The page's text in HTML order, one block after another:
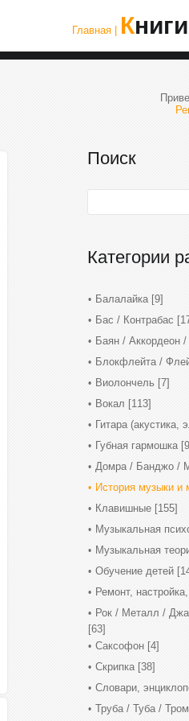
Главная | Книги
Поиск
Категории
Балалайка [9]
Бас / Контрабас
Баян / Аккордеон /
Блокфлейта /
Виолончель [7]
Вокал [113]
Гитара (акустика,
Губная гармошка
Домра / Банджо /
История музыки
Клавишные [155]
Музыкальная
Музыкальная
Обучение детей
Ремонт,
Рок / Металл /
[63]
Саксофон [4]
Скрипка [38]
Словари,
Труба / Туба /